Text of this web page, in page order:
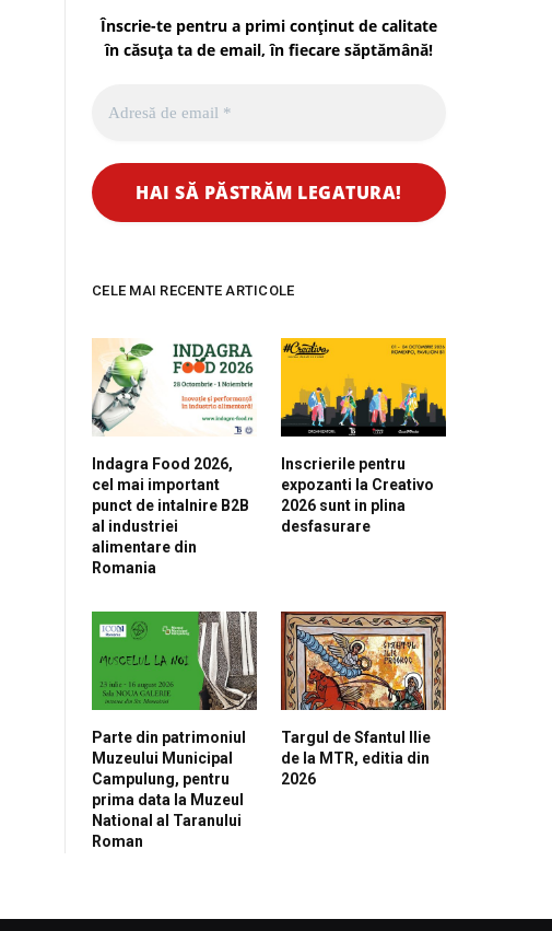
Înscrie-te pentru a primi conținut de calitate
în căsuța ta de email, în fiecare săptămână!
CELE MAI RECENTE ARTICOLE
Indagra Food 2026,
cel mai important
punct de intalnire B2B
al industriei
alimentare din
Romania
Inscrierile pentru
expozanti la Creativo
2026 sunt in plina
desfasurare
Parte din patrimoniul
Muzeului Municipal
Campulung, pentru
prima data la Muzeul
National al Taranului
Roman
Targul de Sfantul Ilie
de la MTR, editia din
2026